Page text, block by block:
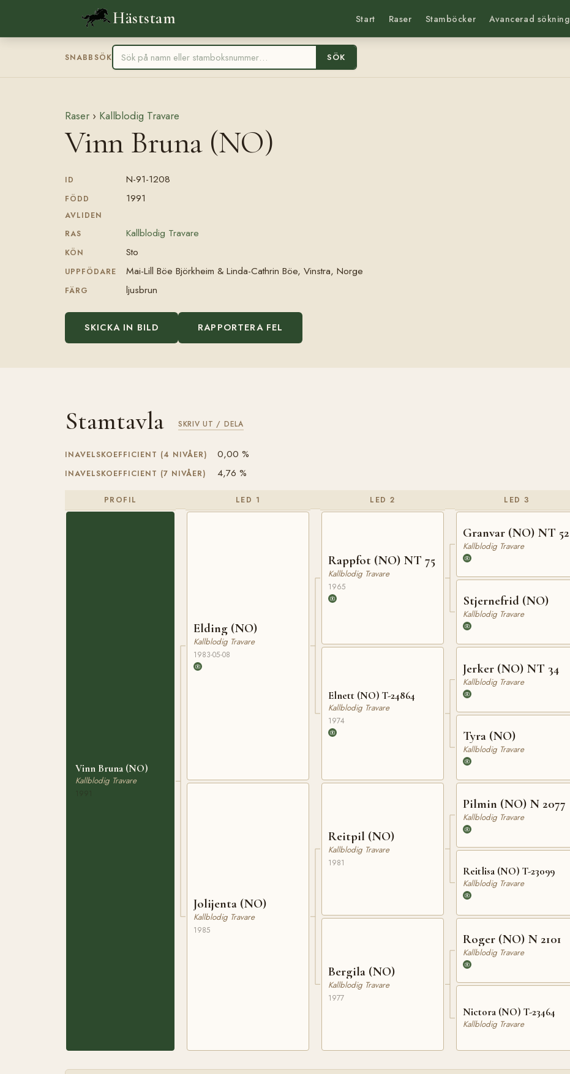
Häststam Start Raser Stamböcker Avancerad sökning
SNABBSÖK SÖK
Raser › Kallblodig Travare
Vinn Bruna (NO)
ID N-91-1208
FÖDD 1991
AVLIDEN
RAS
Kallblodig Travare
KÖN Sto
UPPFÖDARE Mai-Lill Böe Björkheim & Linda-Cathrin Böe, Vinstra, Norge
FÄRG ljusbrun
SKICKA IN BILD RAPPORTERA FEL
Stamtavla SKRIV UT / DELA
INAVELSKOEFFICIENT (4 NIVÅER) 0,00 %
INAVELSKOEFFICIENT (7 NIVÅER) 4,76 %
PROFIL
Vinn Bruna (NO)
Kallblodig Travare
LED 1
Elding (NO)
Kallblodig Travare
1983-05-08
Jolijenta (NO)
Kallblodig Travare
1985
LED 2
Rappfot (NO) NT 75
Kallblodig Travare
1965
Elnett (NO) T-24864
Kallblodig Travare
1974
Reitpil (NO)
Kallblodig Travare
1981
Bergila (NO)
Kallblodig Travare
1977
LED 3
Granvar (NO) NT 52
Kallblodig Travare
Stjernefrid (NO)
Kallblodig Travare
Jerker (NO) NT 34
Kallblodig Travare
Tyra (NO)
Kallblodig Travare
Pilmin (NO) N 2077
Kallblodig Travare
Reitlisa (NO) T-23099
Kallblodig Travare
Roger (NO) N 2101
Kallblodig Travare
Nictora (NO) T-23464
Kallblodig Travare